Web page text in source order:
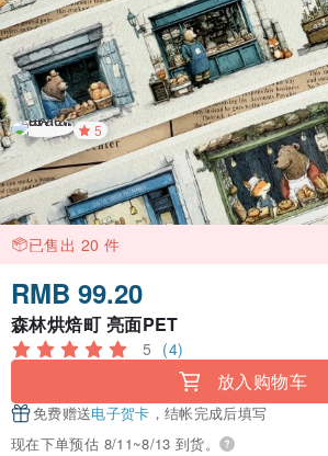
5
已售出 20 件
RMB 99.20
森林烘焙町 亮面PET
5 (4)
放入购物车
免费赠送电子贺卡 ，结帐完成后填写
现在下单预估 8/11~8/13 到货。